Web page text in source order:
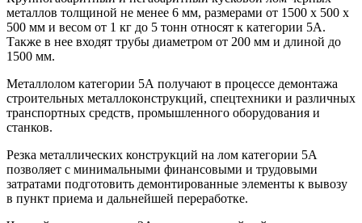
металлов толщиной не менее 6 мм, размерами от 1500 х 500 х
500 мм и весом от 1 кг до 5 тонн относят к категории 5А.
Также в нее входят трубы диаметром от 200 мм и длиной до
1500 мм.
Металлолом категории 5А получают в процессе демонтажа
строительных металлоконструкций, спецтехники и различных
транспортных средств, промышленного оборудования и
станков.
Резка металлических конструкций на лом категории 5А
позволяет с минимальными финансовыми и трудовыми
затратами подготовить демонтированные элементы к вывозу
в пункт приема и дальнейшей переработке.